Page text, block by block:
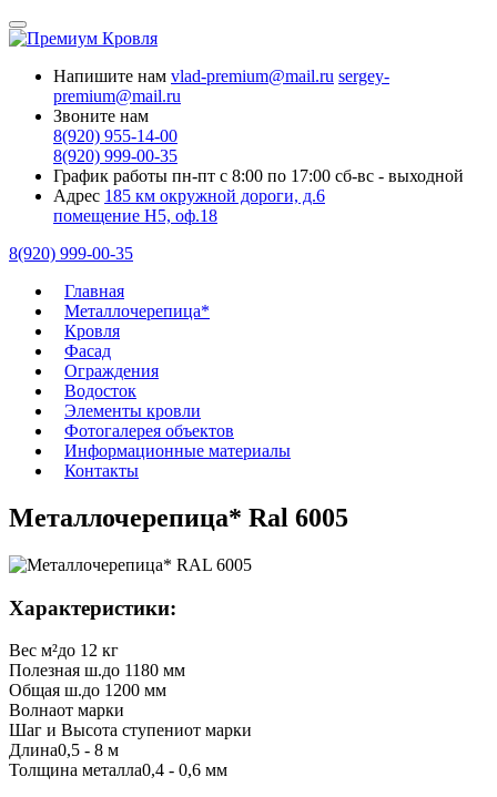
Напишите нам vlad-premium@mail.ru sergey-
premium@mail.ru
Звоните нам
8(920) 955-14-00
8(920) 999-00-35
График работы пн-пт с 8:00 по 17:00 сб-вс - выходной
Адрес 185 км окружной дороги, д.6
помещение Н5, оф.18
8(920) 999-00-35
Главная
Металлочерепица*
Кровля
Фасад
Ограждения
Водосток
Элементы кровли
Фотогалерея объектов
Информационные материалы
Контакты
Металлочерепица* Ral 6005
Характеристики:
Вес м²до 12 кг
Полезная ш.до 1180 мм
Общая ш.до 1200 мм
Волнаот марки
Шаг и Высота ступениот марки
Длина0,5 - 8 м
Толщина металла0,4 - 0,6 мм